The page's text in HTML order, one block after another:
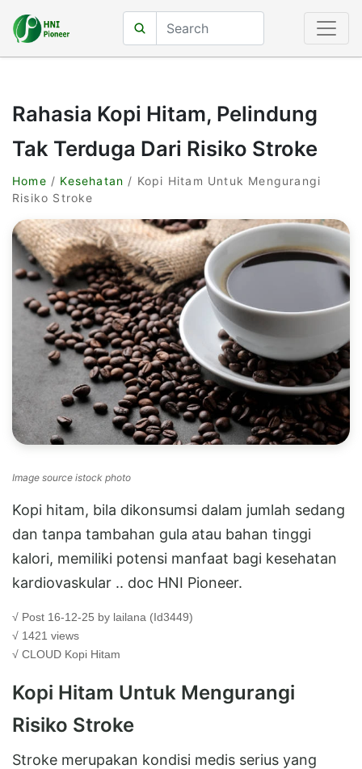
Rahasia Kopi Hitam, Pelindung
Tak Terduga Dari Risiko Stroke
Home / Kesehatan / Kopi Hitam Untuk Mengurangi
Risiko Stroke
Image source istock photo
Kopi hitam, bila dikonsumsi dalam jumlah sedang
dan tanpa tambahan gula atau bahan tinggi
kalori, memiliki potensi manfaat bagi kesehatan
kardiovaskular .. doc HNI Pioneer.
√ Post 16-12-25 by lailana (Id3449)
√ 1421 views
√ CLOUD Kopi Hitam
Kopi Hitam Untuk Mengurangi
Risiko Stroke
Stroke merupakan kondisi medis serius yang